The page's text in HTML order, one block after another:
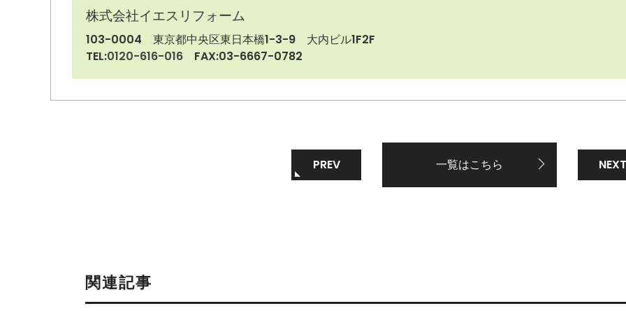
株式会社イエスリフォーム
103-0004 東京都中央区東日本橋1-3-9 大内ビル1F2F
TEL:0120-616-016 FAX:03-6667-0782
PREV 一覧はこちら NEXT
関連記事